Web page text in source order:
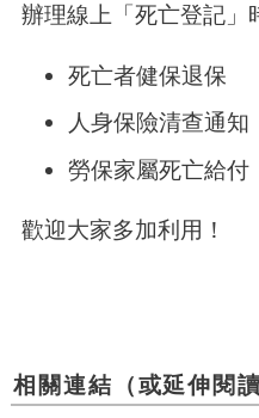
辦理線上「死亡登記」
死亡者健保退保
人身保險清查通知
勞保家屬死亡給付
歡迎大家多加利用！
相關連結（或延伸閱讀